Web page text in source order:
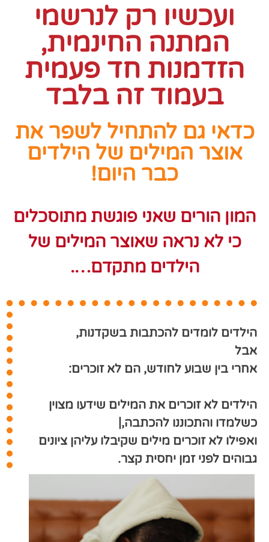
ועכשיו רק לנרשמי
המתנה החינמית,
הזדמנות חד פעמית
בעמוד זה בלבד
כדאי גם להתחיל לשפר את
אוצר המילים של הילדים
כבר היום!
המון הורים שאני פוגשת מתוסכלים
כי לא נראה שאוצר המילים של
הילדים מתקדם….
הילדים לומדים להכתבות בשקדנות,
אבל
אחרי בין שבוע לחודש, הם לא זוכרים:
הילדים לא זוכרים את המילים שידעו מצוין
כשלמדו והתכוננו להכתבה,|
ואפילו לא זוכרים מילים שקיבלו עליהן ציונים
גבוהים לפני זמן יחסית קצר.